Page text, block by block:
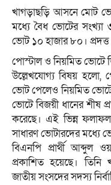
খাগড়াছড়ি আসনে মোট
মধ্যে বৈধ ভোটের
ভোট ১০ হাজার ৮০।
পোস্টাল ও নিয়মিত ভোটে
উল্লেখযোগ্য বিষয় হলো,
ভোট পেলেও নিয়মিত
ভোটে বিজয়ী ধানের শীষ
করেছে। এই ভিন্ন
সাধারণ ভোটারদের মধ্যে
বিএনপি প্রার্থী আব্দুল
প্রকাশিত হয়েছে।
জাতীয় সংসদের সদস্য